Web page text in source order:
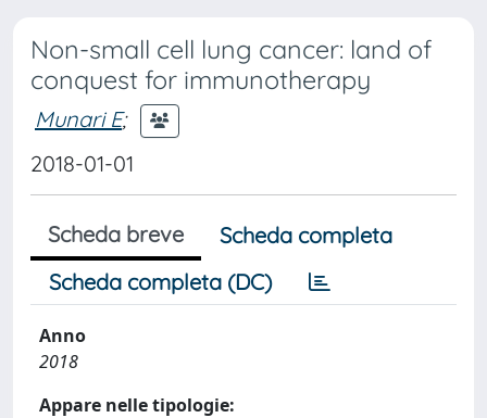
Non-small cell lung cancer: land of
conquest for immunotherapy
Munari E;
2018-01-01
Scheda breve
Scheda completa
Scheda completa (DC)
Anno
2018
Appare nelle tipologie: